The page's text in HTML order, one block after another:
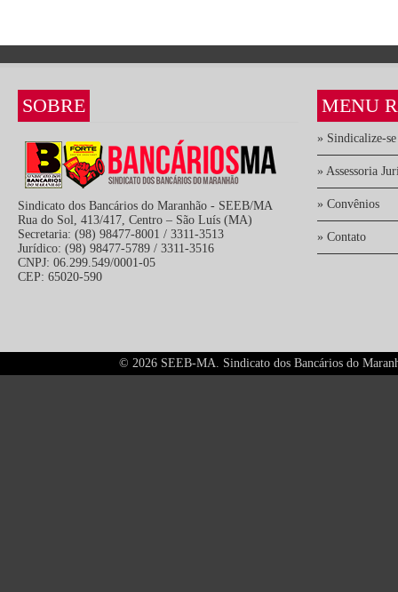
SOBRE
Sindicato dos Bancários do Maranhão - SEEB/MA
Rua do Sol, 413/417, Centro – São Luís (MA)
Secretaria: (98) 98477-8001 / 3311-3513
Jurídico: (98) 98477-5789 / 3311-3516
CNPJ: 06.299.549/0001-05
CEP: 65020-590
MENU
» Sindicalize-se
» Assessoria
» Convênios
» Contato
© 2026 SEEB-MA. Sindicato dos Bancários do